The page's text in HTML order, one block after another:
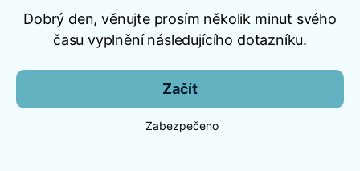
Dobrý den, věnujte prosím několik minut svého
času vyplnění následujícího dotazníku.
Začít
Zabezpečeno